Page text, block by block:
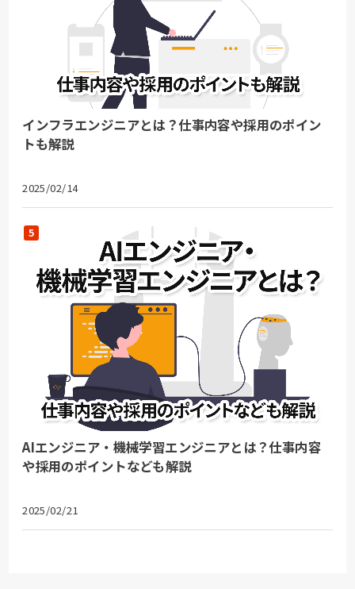
インフラエンジニアとは？仕事内容や採用のポイン
トも解説
2025/02/14
AIエンジニア・機械学習エンジニアとは？仕事内容
や採用のポイントなども解説
2025/02/21